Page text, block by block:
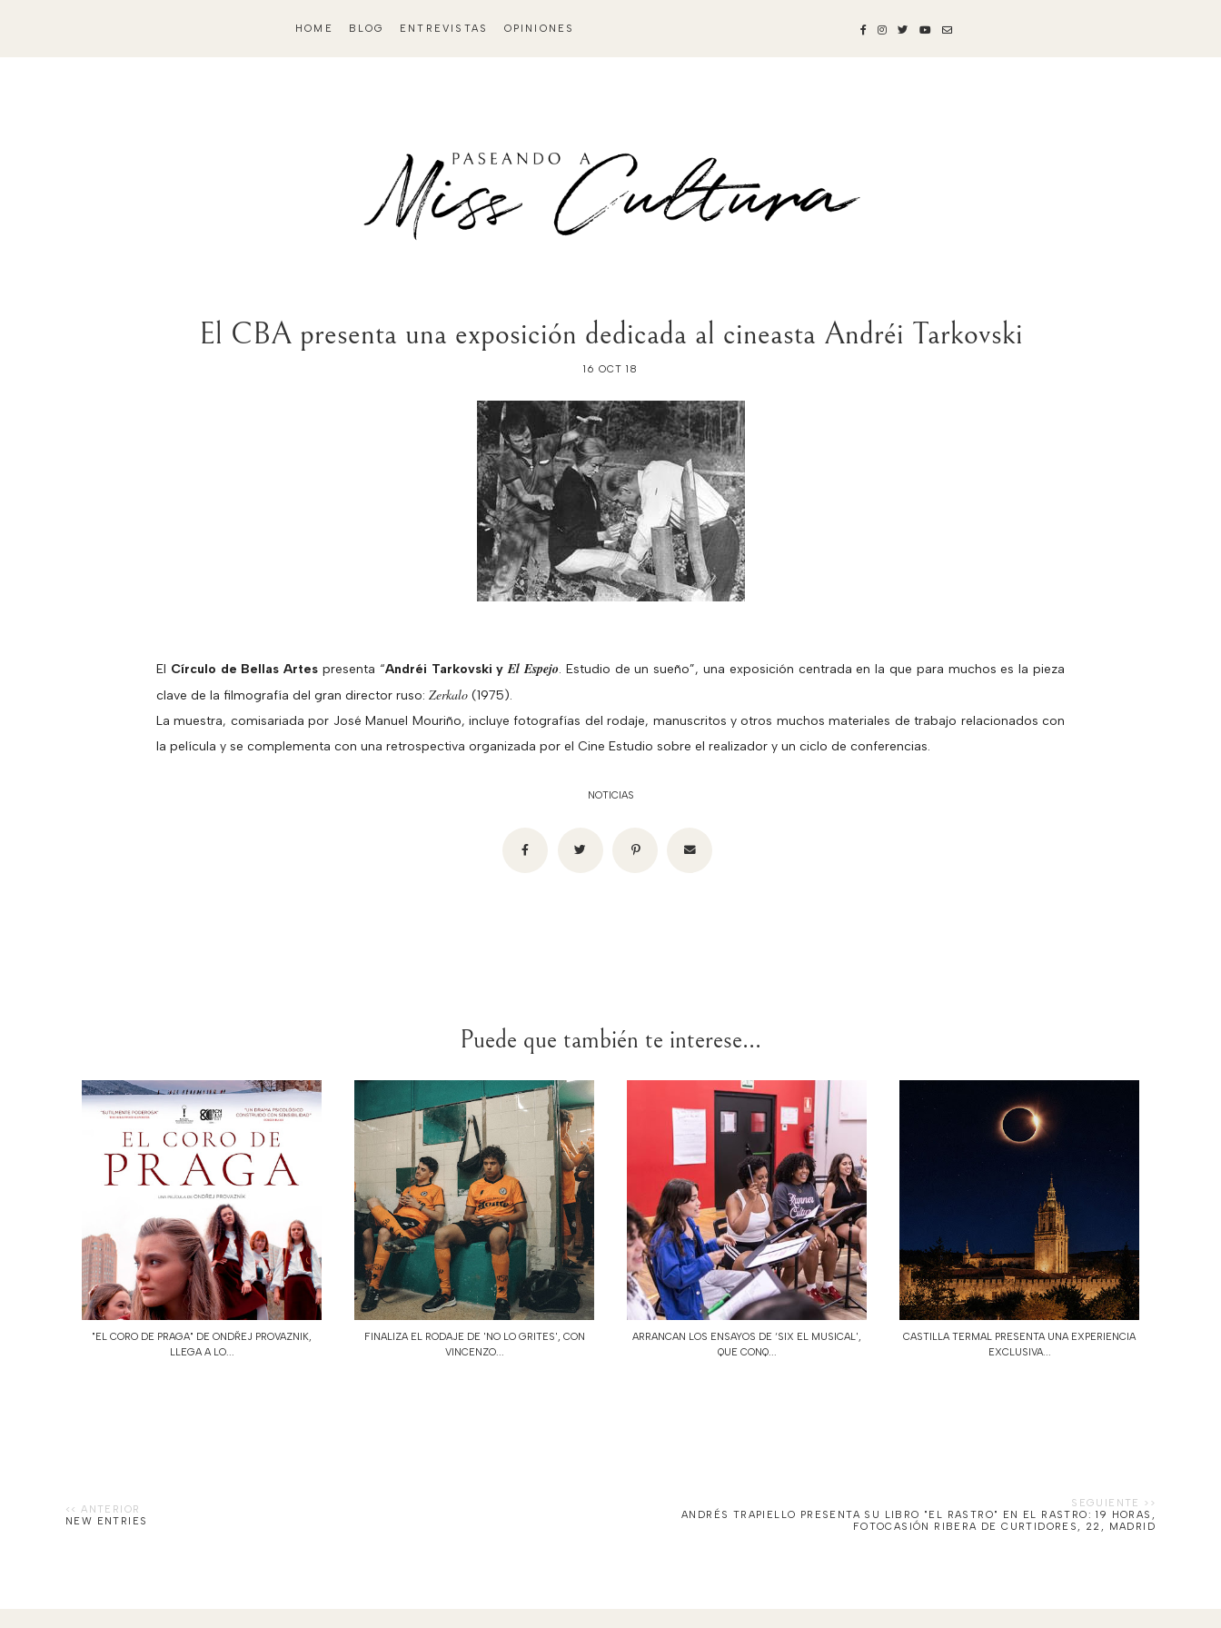
HOME BLOG ENTREVISTAS OPINIONES
El CBA presenta una exposición dedicada al cineasta Andréi Tarkovski
16 OCT 18
El Círculo de Bellas Artespresenta “Andréi Tarkovski yEl Espejo. Estudio de un sueño”, una exposición centrada en la que para muchos es la pieza
clave de la filmografía del gran director ruso: Zerkalo (1975).
La muestra, comisariada por José Manuel Mouriño, incluye fotografías del rodaje, manuscritos y otros muchos materiales de trabajo relacionados con
la película y se complementa con una retrospectiva organizada por el Cine Estudio sobre el realizador y un ciclo de conferencias.
NOTICIAS
Puede que también te interese...
"EL CORO DE PRAGA" DE ONDŘEJ PROVAZNIK,
LLEGA A LO...
FINALIZA EL RODAJE DE 'NO LO GRITES', CON
VINCENZO...
ARRANCAN LOS ENSAYOS DE ‘SIX EL MUSICAL',
QUE CONQ...
CASTILLA TERMAL PRESENTA UNA EXPERIENCIA
EXCLUSIVA...
NEW ENTRIES
ANDRÉS TRAPIELLO PRESENTA SU LIBRO "EL RASTRO" EN EL RASTRO: 19 HORAS,
FOTOCASIÓN RIBERA DE CURTIDORES, 22, MADRID